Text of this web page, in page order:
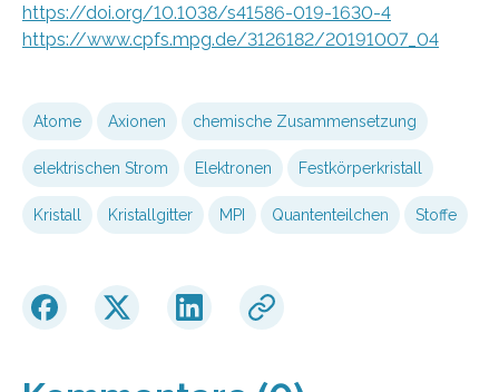
https://doi.org/10.1038/s41586-019-1630-4
https://www.cpfs.mpg.de/3126182/20191007_04
Atome Axionen chemische Zusammensetzung
elektrischen Strom Elektronen Festkörperkristall
Kristall Kristallgitter MPI Quantenteilchen Stoffe